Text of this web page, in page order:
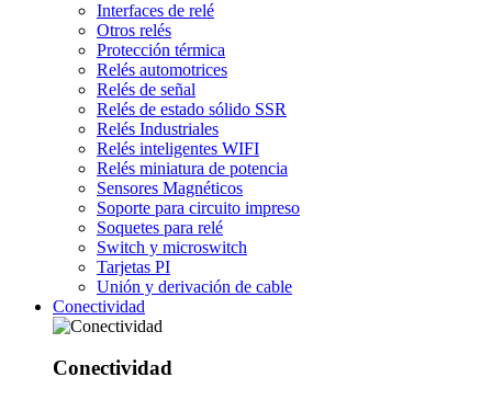
Interfaces de relé
Otros relés
Protección térmica
Relés automotrices
Relés de señal
Relés de estado sólido SSR
Relés Industriales
Relés inteligentes WIFI
Relés miniatura de potencia
Sensores Magnéticos
Soporte para circuito impreso
Soquetes para relé
Switch y microswitch
Tarjetas PI
Unión y derivación de cable
Conectividad
Conectividad